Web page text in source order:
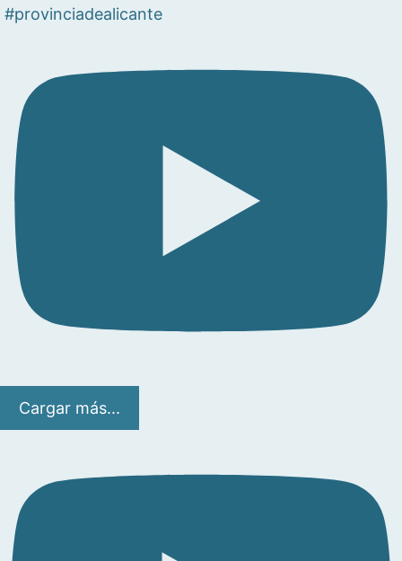
#provinciadealicante
Cargar más...